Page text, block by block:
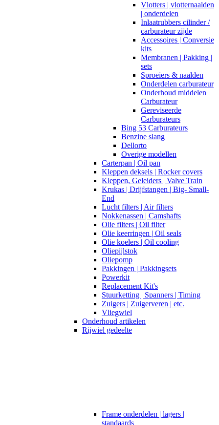
Vlotters | vlotternaalden
| onderdelen
Inlaatrubbers cilinder /
carburateur zijde
Accessoires | Conversie
kits
Membranen | Pakking |
sets
Sproeiers & naalden
Onderdelen carburateur
Onderhoud middelen
Carburateur
Gereviseerde
Carburateurs
Bing 53 Carburateurs
Benzine slang
Dellorto
Overige modellen
Carterpan | Oil pan
Kleppen deksels | Rocker covers
Kleppen, Geleiders | Valve Train
Krukas | Drijfstangen | Big- Small-
End
Lucht filters | Air filters
Nokkenassen | Camshafts
Olie filters | Oil filter
Olie keerringen | Oil seals
Olie koelers | Oil cooling
Oliepijlstok
Oliepomp
Pakkingen | Pakkingsets
Powerkit
Replacement Kit's
Stuurketting | Spanners | Timing
Zuigers | Zuigerveren | etc.
Vliegwiel
Onderhoud artikelen
Rijwiel gedeelte
Frame onderdelen | lagers |
standaards